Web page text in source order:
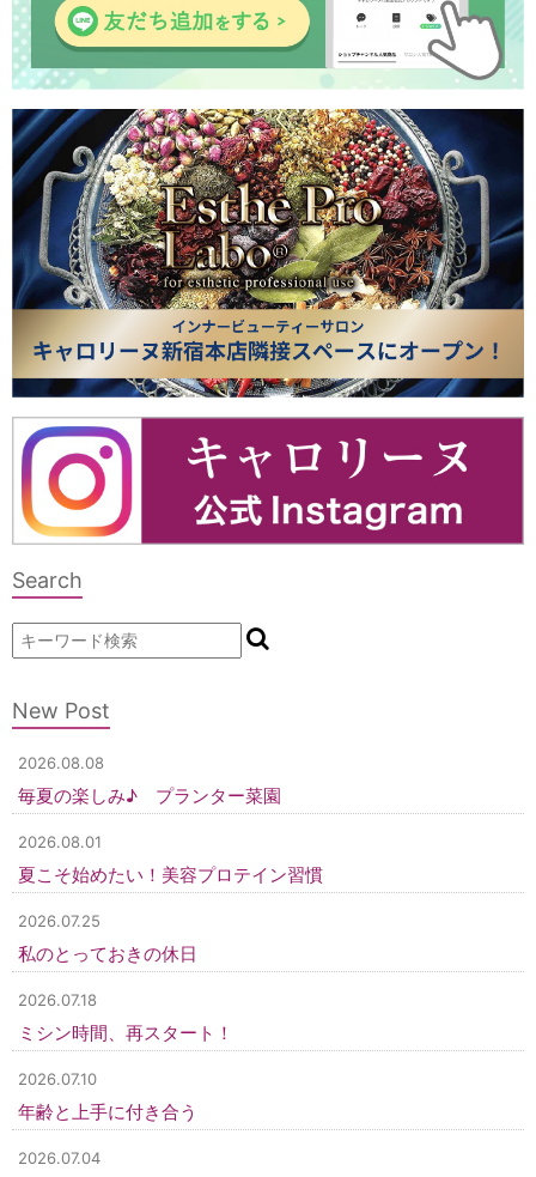
Search
New Post
2026.08.08
毎夏の楽しみ♪ プランター菜園
2026.08.01
夏こそ始めたい！美容プロテイン習慣
2026.07.25
私のとっておきの休日
2026.07.18
ミシン時間、再スタート！
2026.07.10
年齢と上手に付き合う
2026.07.04